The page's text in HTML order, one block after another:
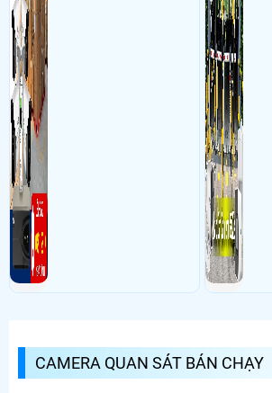
CAMERA QUAN SÁT BÁN CHẠY